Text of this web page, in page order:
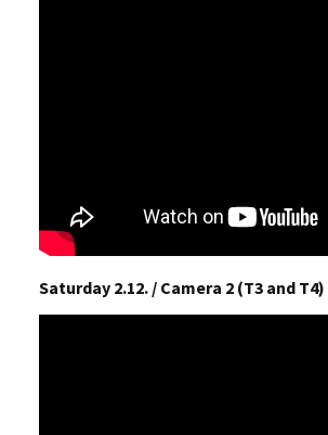
Saturday 2.12. / Camera 2 (T3 and T4)